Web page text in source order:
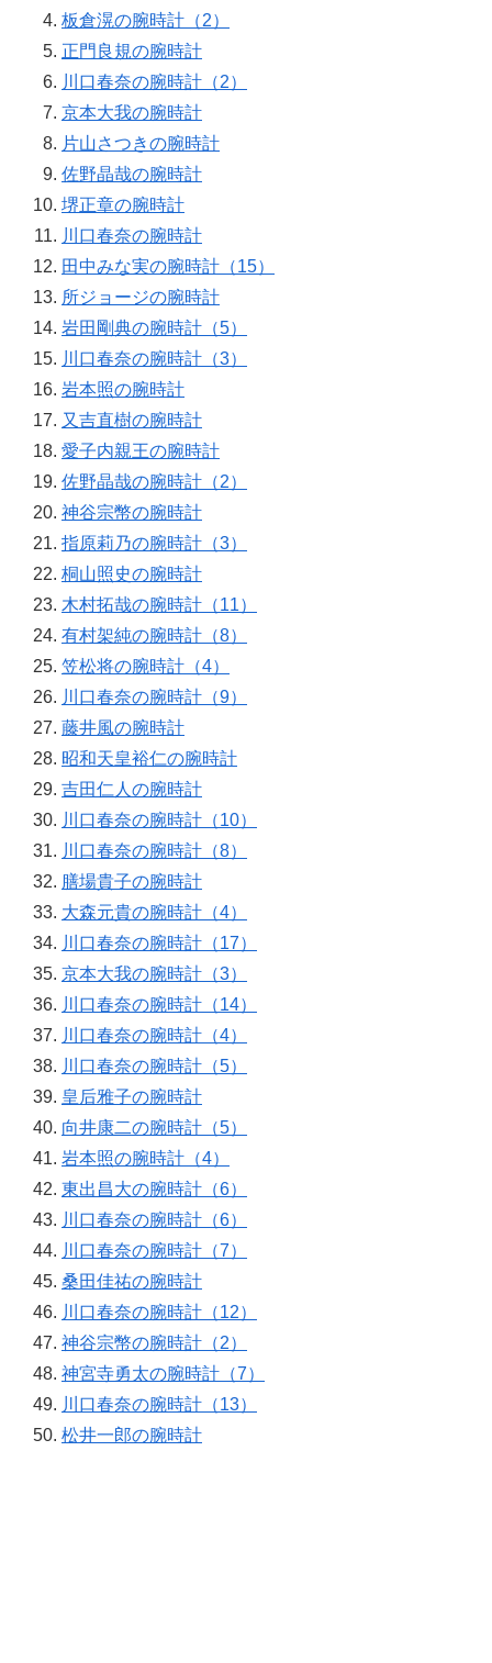
板倉滉の腕時計（2）
正門良規の腕時計
川口春奈の腕時計（2）
京本大我の腕時計
片山さつきの腕時計
佐野晶哉の腕時計
堺正章の腕時計
川口春奈の腕時計
田中みな実の腕時計（15）
所ジョージの腕時計
岩田剛典の腕時計（5）
川口春奈の腕時計（3）
岩本照の腕時計
又吉直樹の腕時計
愛子内親王の腕時計
佐野晶哉の腕時計（2）
神谷宗幣の腕時計
指原莉乃の腕時計（3）
桐山照史の腕時計
木村拓哉の腕時計（11）
有村架純の腕時計（8）
笠松将の腕時計（4）
川口春奈の腕時計（9）
藤井風の腕時計
昭和天皇裕仁の腕時計
吉田仁人の腕時計
川口春奈の腕時計（10）
川口春奈の腕時計（8）
膳場貴子の腕時計
大森元貴の腕時計（4）
川口春奈の腕時計（17）
京本大我の腕時計（3）
川口春奈の腕時計（14）
川口春奈の腕時計（4）
川口春奈の腕時計（5）
皇后雅子の腕時計
向井康二の腕時計（5）
岩本照の腕時計（4）
東出昌大の腕時計（6）
川口春奈の腕時計（6）
川口春奈の腕時計（7）
桑田佳祐の腕時計
川口春奈の腕時計（12）
神谷宗幣の腕時計（2）
神宮寺勇太の腕時計（7）
川口春奈の腕時計（13）
松井一郎の腕時計